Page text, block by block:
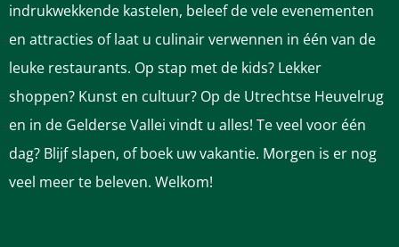
indrukwekkende kastelen, beleef de vele evenementen
en attracties of laat u culinair verwennen in één van de
leuke restaurants. Op stap met de kids? Lekker
shoppen? Kunst en cultuur? Op de Utrechtse Heuvelrug
en in de Gelderse Vallei vindt u alles! Te veel voor één
dag? Blijf slapen, of boek uw vakantie. Morgen is er nog
veel meer te beleven. Welkom!